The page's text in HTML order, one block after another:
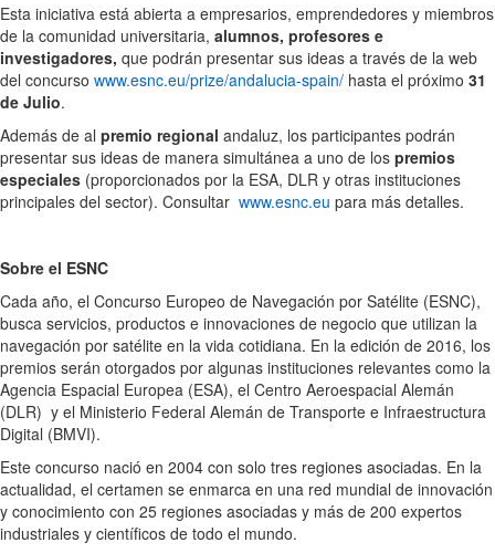
Esta iniciativa está abierta a empresarios, emprendedores y miembros
de la comunidad universitaria, alumnos, profesores e
investigadores, que podrán presentar sus ideas a través de la web
del concurso www.esnc.eu/prize/andalucia-spain/ hasta el próximo 31
de Julio.
Además de al premio regional andaluz, los participantes podrán
presentar sus ideas de manera simultánea a uno de los premios
especiales (proporcionados por la ESA, DLR y otras instituciones
principales del sector). Consultar www.esnc.eu para más detalles.
Sobre el ESNC
Cada año, el Concurso Europeo de Navegación por Satélite (ESNC),
busca servicios, productos e innovaciones de negocio que utilizan la
navegación por satélite en la vida cotidiana. En la edición de 2016, los
premios serán otorgados por algunas instituciones relevantes como la
Agencia Espacial Europea (ESA), el Centro Aeroespacial Alemán
(DLR) y el Ministerio Federal Alemán de Transporte e Infraestructura
Digital (BMVI).
Este concurso nació en 2004 con solo tres regiones asociadas. En la
actualidad, el certamen se enmarca en una red mundial de innovación
y conocimiento con 25 regiones asociadas y más de 200 expertos
industriales y científicos de todo el mundo.